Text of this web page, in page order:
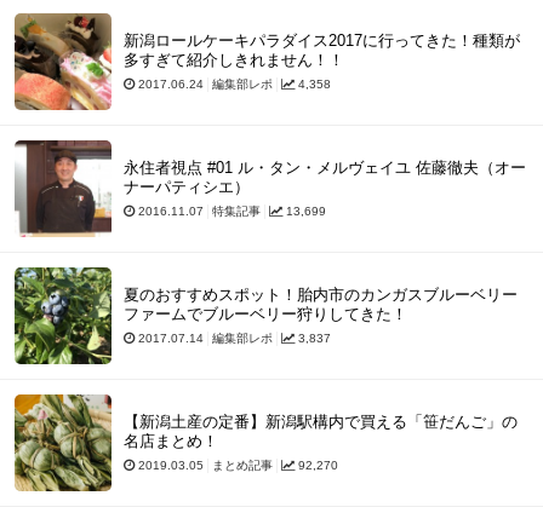
新潟ロールケーキパラダイス2017に行ってきた！種類が
多すぎて紹介しきれません！！
2017.06.24 編集部レポ 4,358
永住者視点 #01 ル・タン・メルヴェイユ 佐藤徹夫（オー
ナーパティシエ）
2016.11.07 特集記事 13,699
夏のおすすめスポット！胎内市のカンガスブルーベリー
ファームでブルーベリー狩りしてきた！
2017.07.14 編集部レポ 3,837
【新潟土産の定番】新潟駅構内で買える「笹だんご」の
名店まとめ！
2019.03.05 まとめ記事 92,270